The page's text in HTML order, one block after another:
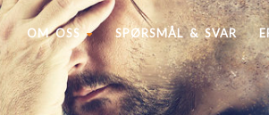
OM OSS SPØRSMÅL & SVAR